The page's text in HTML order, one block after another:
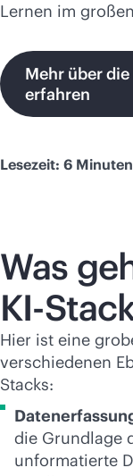
Lernen im
Mehr über
erfahren
Lesezeit: 6
Was
KI-
Hier ist eine
verschiedenen
Stacks:
die Grundlage
unformatierte